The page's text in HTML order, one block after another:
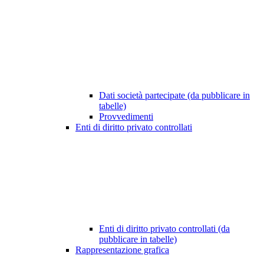
Dati società partecipate (da pubblicare in
tabelle)
Provvedimenti
Enti di diritto privato controllati
Enti di diritto privato controllati (da
pubblicare in tabelle)
Rappresentazione grafica